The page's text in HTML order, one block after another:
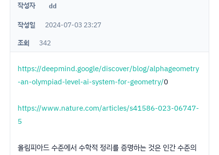
작성자 dd
작성일
2024-07-03 23:27
조회
342
https://deepmind.google/discover/blog/alphageometry
-an-olympiad-level-ai-system-for-geometry/0
https://www.nature.com/articles/s41586-023-06747-
5
올림피아드 수준에서 수학적 정리를 증명하는 것은 인간 수준의